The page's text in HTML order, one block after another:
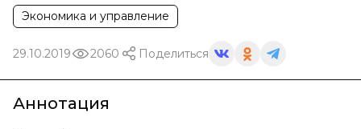
Экономика и управление
29.10.2019 2060 Поделиться
Аннотация